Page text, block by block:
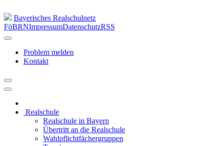
Bayerisches Realschulnetz
FöBRNImpressumDatenschutzRSS
Problem melden
Kontakt
Realschule
Realschule in Bayern
Übertritt an die Realschule
Wahlpflichtfächergruppen